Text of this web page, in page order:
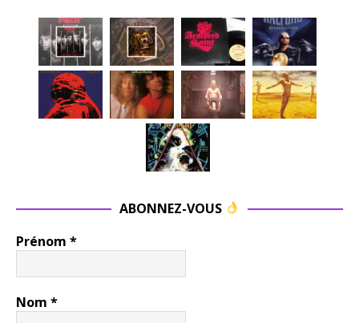
ABONNEZ-VOUS
Prénom *
Nom *